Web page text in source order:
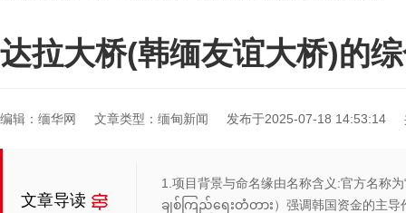
达拉大桥(韩缅友谊大桥)的
编辑：缅华网 文章类型：缅甸新闻 发布于2025-07-18 14:53:14
文章导读
1.项目背景与命名缘由名称含义:官方名称
ချစ်ကြည်ရေးတံတား）强调韩国资金的主导